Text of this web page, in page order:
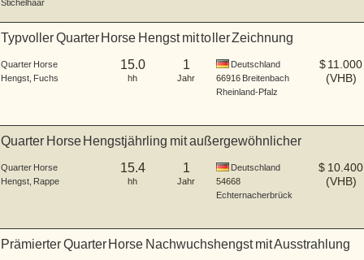
Stichelhaar
Typvoller Quarter Horse Hengst mit toller Zeichnung
Quarter Horse
Hengst Fuchs
15.0
hh
1
Jahr
Deutschland
66916 Breitenbach
Rheinland-Pfalz
$ 11.000
(VHB)
Quarter Horse Hengstjährling mit außergewöhnlicher
Quarter Horse
Hengst Rappe
15.4
hh
1
Jahr
Deutschland
54668
Echternacherbrück
$ 10.400
(VHB)
Prämierter Quarter Horse Nachwuchshengst mit Ausstrahlung